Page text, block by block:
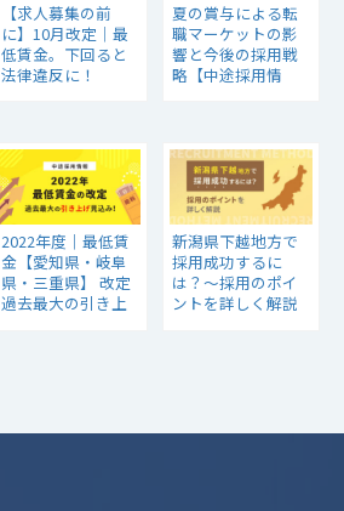
【求人募集の前
に】10月改定｜最
低賃金。下回ると
法律違反に！
夏の賞与による転
職マーケットの影
響と今後の採用戦
略【中途採用情
2022年度｜最低賃
金【愛知県・岐阜
県・三重県】 改定
過去最大の引き上
新潟県下越地方で
採用成功するに
は？～採用のポイ
ントを詳しく解説